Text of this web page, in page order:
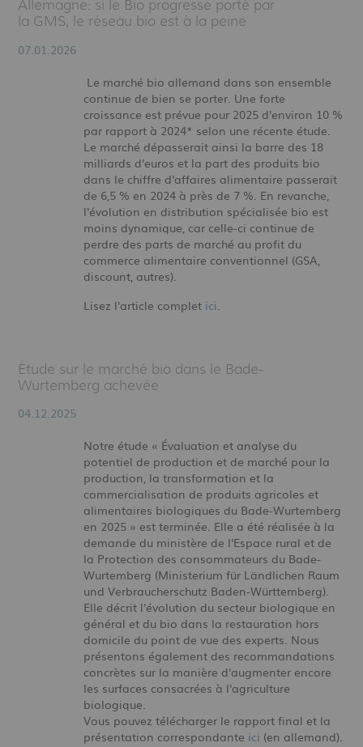
Allemagne: si le Bio progresse porté par
la GMS, le réseau bio est à la peine
07.01.2026
Le marché bio allemand dans son ensemble
continue de bien se porter. Une forte
croissance est prévue pour 2025 d'environ 10 %
par rapport à 2024* selon une récente étude.
Le marché dépasserait ainsi la barre des 18
milliards d'euros et la part des produits bio
dans le chiffre d'affaires alimentaire passerait
de 6,5 % en 2024 à près de 7 %. En revanche,
l'évolution en distribution spécialisée bio est
moins dynamique, car celle-ci continue de
perdre des parts de marché au profit du
commerce alimentaire conventionnel (GSA,
discount, autres).
Lisez l'article complet ici
Étude sur le marché bio dans le Bade-
Wurtemberg achevée
04.12.2025
Notre étude « Évaluation et analyse du
potentiel de production et de marché pour la
production, la transformation et la
commercialisation de produits agricoles et
alimentaires biologiques du Bade-Wurtemberg
en 2025 » est terminée. Elle a été réalisée à la
demande du ministère de l'Espace rural et de
la Protection des consommateurs du Bade-
Wurtemberg (Ministerium für Ländlichen Raum
und Verbraucherschutz Baden-Württemberg).
Elle décrit l'évolution du secteur biologique en
général et du bio dans la restauration hors
domicile du point de vue des experts. Nous
présentons également des recommandations
concrètes sur la manière d'augmenter encore
les surfaces consacrées à l'agriculture
biologique.
Vous pouvez télécharger le rapport final et la
présentation correspondante ici (en allemand).